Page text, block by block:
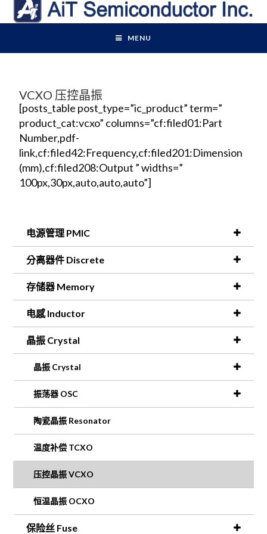
MENU
VCXO 压控晶振
[posts_table post_type=”ic_product” term=”
product_cat:vcxo” columns=”cf:filed01:Part
Number,pdf-
link,cf:filed42:Frequency,cf:filed201:Dimension
(mm),cf:filed208:Output ” widths=”
100px,30px,auto,auto,auto”]
电源管理 PMIC
分离器件 Discrete
存储器 Memory
电感 Inductor
晶振 Crystal
晶振 Crystal
振荡器 OSC
陶瓷晶振 Resonator
温度补偿 TCXO
压控晶振 VCXO
恒温晶振 OCXO
保险丝 Fuse